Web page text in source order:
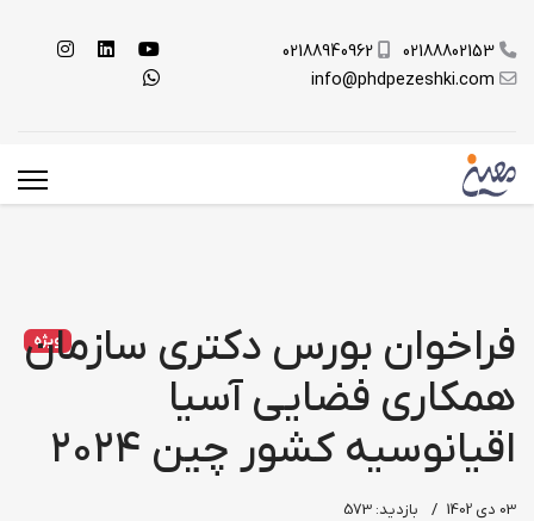
02188802153
02188940962
info@phdpezeshki.com
ویژه
فراخوان بورس‌ دکتری سازمان‌
همکاری فضایی آسیا
اقیانوسیه کشور چین ۲۰۲۴
03 دی 1402 بازدید: 573